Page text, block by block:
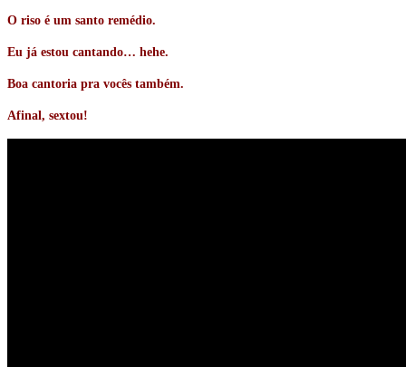
O riso é um santo remédio.
Eu já estou cantando… hehe.
Boa cantoria pra vocês também.
Afinal, sextou!